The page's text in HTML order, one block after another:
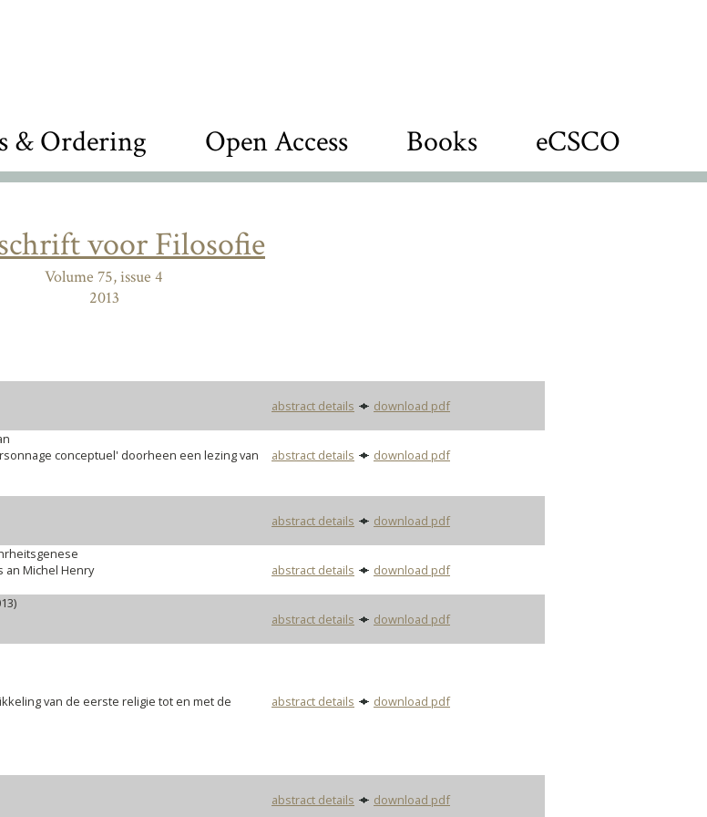
& Ordering Open Access Books eCSCO
voor Filosofie
Volume 75, issue 4
2013
abstract details
download pdf
conceptuel' doorheen een lezing van
abstract details download pdf
abstract details
download pdf
an Michel Henry
abstract details
download pdf
abstract details download pdf
van de eerste religie tot en met de
abstract details download pdf
abstract details
download pdf